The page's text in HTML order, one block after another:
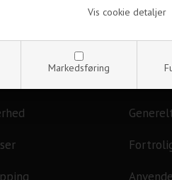
Markedsføring
Vis cookie detaljer
OM